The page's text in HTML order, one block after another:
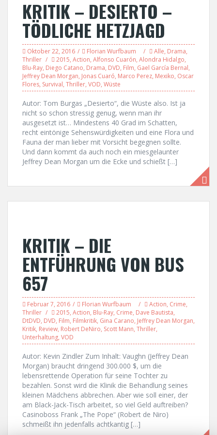
KRITIK – DESIERTO –
TÖDLICHE HETZJAGD
Oktober 22, 2016 Florian Wurfbaum Alle, Drama,
Thriller
2015, Action, Alfonso Cuarón, Alondra Hidalgo,
Blu-Ray, Diego Catano, Drama, DVD, Film, Gael García Bernal,
Jeffrey Dean Morgan, Jonas Cuaró, Marco Perez, Mexiko, Oscar
Flores, Survival, Thriller, VOD, Wüste
Autor: Tom Burgas „Desierto“, die Wüste also. Ist ja
nicht so schon stressig genug, wenn man ihr
ausgesetzt ist… Mindestens 40 Grad im Schatten,
recht eintönige Sehenswürdigkeiten und eine Flora und
Fauna der man lieber mit Vorsicht begegnen sollte.
Und dann kommt da auch noch ein miesgelaunter
Jeffrey Dean Morgan um die Ecke und schießt […]
KRITIK – DIE
ENTFÜHRUNG VON BUS
657
Februar 7, 2016 Florian Wurfbaum Action, Crime,
Thriller
2015, Action, Blu-Ray, Crime, Dave Bautista,
DtDVD, DVD, Film, Filmkritik, Gina Carano, Jeffrey Dean Morgan,
Kritik, Review, Robert DeNiro, Scott Mann, Thriller,
Unterhaltung, VOD
Autor: Kevin Zindler Zum Inhalt: Vaughn (Jeffrey Dean
Morgan) braucht dringend 300.000 $, um die
lebensrettende Operation für seine Tochter zu
bezahlen. Sonst wird die Klinik die Behandlung seines
kleinen Mädchens abbrechen. Aber wie soll einer, der
am Black-Jack-Tisch arbeitet, so viel Geld auftreiben?
Casinoboss Frank „The Pope“ (Robert de Niro)
schmeißt ihn jedenfalls achtkantig […]